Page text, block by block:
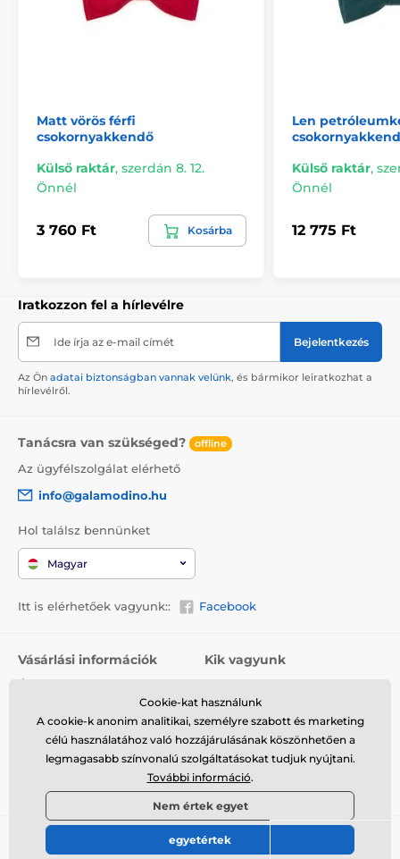
Matt vörös férfi
csokornyakkendő
Külső raktár, szerdán 8. 12.
Önnél
3 760 Ft Kosárba
Len
Külső raktár,
Önnél
12 775 Ft
Iratkozzon fel a hírlevélre
Ide írja az e-mail címét Bejelentkezés
Az Ön adatai biztonságban vannak velünk, és bármikor leiratkozhat a
hírlevélről.
Tanácsra van szükséged? offline
Az ügyfélszolgálat elérhető
info@galamodino.hu
Hol találsz bennünket
Magyar
Itt is elérhetőek vagyunk:: Facebook
Vásárlási információk
Szállítás
Visszaküldés és reklamáció
Kik vagyunk
Elérhetőségek
Együttműködés a
Galamodinóval
© 2026 www.galamodino.hu ⦁ Webshop szolgáltatónk a
Cookie-kat használunk
A cookie-k anonim analitikai, személyre szabott és marketing
célú használatához való hozzájárulásának köszönhetően a
legmagasabb színvonalú szolgáltatásokat tudjuk nyújtani.
További információ.
Nem értek egyet
egyetértek